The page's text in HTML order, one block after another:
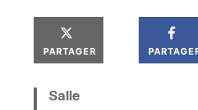
PARTAGER
Salle